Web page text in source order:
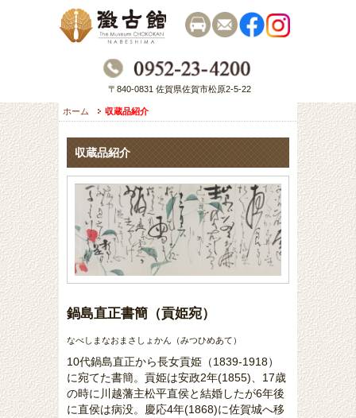
〒840-0831 佐賀県佐賀市松原2-5-22
ホーム 収蔵品紹介
収蔵品紹介
鍋島直正書簡（貢姫宛）
なべしまなおまさしょかん（みつひめあて）
10代鍋島直正から長女貢姫（1839-1918）
に宛てた書簡。貢姫は安政2年(1855)、17歳
の時に川越藩主松平直侯と結婚したが6年後
に直侯は病没。慶応4年(1868)に佐賀城へ移